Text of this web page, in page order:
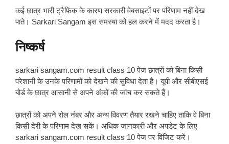
कई छात्र भारी ट्रैफिक के कारण सरकारी वेबसाइटों पर परिणाम नहीं देख
पाते। Sarkari Sangam इस समस्या को हल करने में मदद करता है।
निष्कर्ष
sarkari sangam.com result class 10 पेज छात्रों को बिना किसी
परेशानी के उनके परिणामों को देखने की सुविधा देता है। यूपी और सीबीएसई
बोर्ड के छात्र आसानी से अपने अंकों की जांच कर सकते हैं।
छात्रों को अपने रोल नंबर और अन्य विवरण तैयार रखने चाहिए ताकि वे बिना
किसी देरी के परिणाम देख सकें। अधिक जानकारी और अपडेट के लिए
sarkari sangam.com result class 10 पेज पर विजिट करें।